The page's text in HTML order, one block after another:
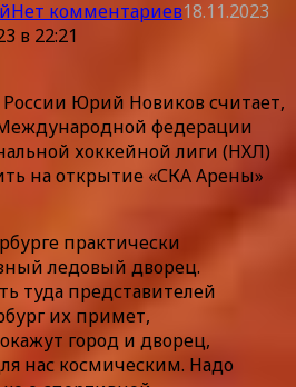
Нет комментариев18.11.2023
в 22:21
Юрий Новиков считает,
федерации
хоккейной лиги (НХЛ)
на открытие «СКА Арены»
практически
ледовый дворец.
туда представителей
их примет,
город и дворец,
нас космическим. Надо